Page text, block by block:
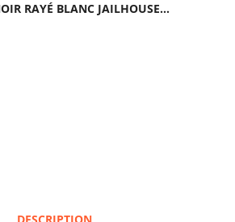
RAYÉ BLANC JAILHOUSE...